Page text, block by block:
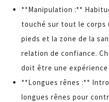
**Manipulation :**
touché sur tout le corps
pieds et la zone de la
relation de confiance.
doit être une
**Longues rênes :**
longues rênes pour